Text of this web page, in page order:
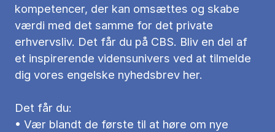
kompetencer, der kan omsættes og skabe
værdi med det samme for det private
erhvervsliv. Det får du på CBS. Bliv en del af
et inspirerende vidensunivers ved at tilmelde
dig vores engelske nyhedsbrev her.
Det får du:
• Vær blandt de første til at høre om nye